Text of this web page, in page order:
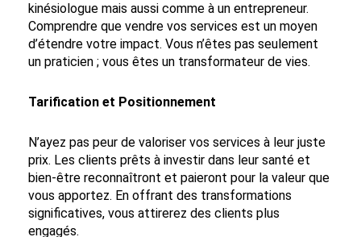
kinésiologue mais aussi comme à un entrepreneur.
Comprendre que vendre vos services est un moyen
d’étendre votre impact. Vous n’êtes pas seulement
un praticien ; vous êtes un transformateur de vies.
Tarification et Positionnement
N’ayez pas peur de valoriser vos services à leur juste
prix. Les clients prêts à investir dans leur santé et
bien-être reconnaîtront et paieront pour la valeur que
vous apportez. En offrant des transformations
significatives, vous attirerez des clients plus
engagés.